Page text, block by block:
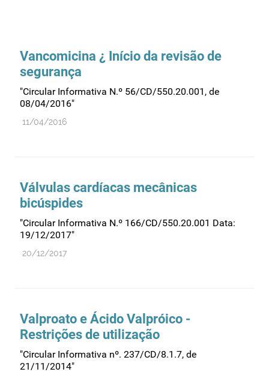
Controlo de qualidade
Cosméticos
Dispensa
Dispositivos médicos
Entidades reguladoras
Estrutura e organização
Exercício farmacêutico
Farmácias
Gestão financeira e patrimonial
Hemoderivados
Vancomicina ¿ Início da revisão de
segurança
"Circular Informativa N.º 56/CD/550.20.001, de
08/04/2016"
11/04/2016
Válvulas cardíacas mecânicas
bicúspides
"Circular Informativa N.º 166/CD/550.20.001 Data:
19/12/2017"
20/12/2017
Valproato e Ácido Valpróico -
Restrições de utilização
"Circular Informativa nº. 237/CD/8.1.7, de
21/11/2014"